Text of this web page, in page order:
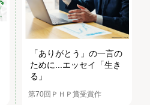
「ありがとう」の一言の
ために...エッセイ「生き
る」
第70回ＰＨＰ賞受賞作